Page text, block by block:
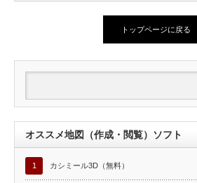
トップページに戻る
オススメ地図（作成・閲覧）ソフト
1 カシミール3D（無料）